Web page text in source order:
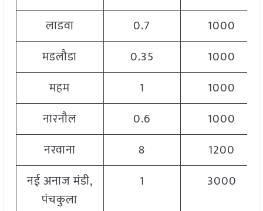
लाडवा
0.7
1000
मडलौडा
0.35
1000
महम
1
1000
नारनौल
0.6
1000
नरवाना
8
1200
नई अनाज मंडी,
पंचकुला
1 3000